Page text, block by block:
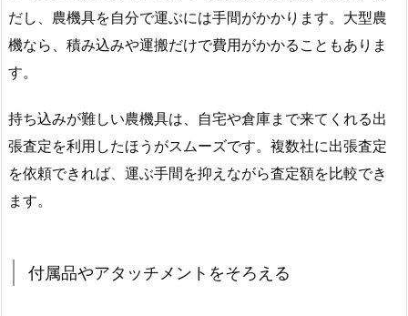
だし、農機具を自分で運ぶには手間がかかります。大型農
機なら、積み込みや運搬だけで費用がかかることもありま
す。
持ち込みが難しい農機具は、自宅や倉庫まで来てくれる出
張査定を利用したほうがスムーズです。複数社に出張査定
を依頼できれば、運ぶ手間を抑えながら査定額を比較でき
ます。
付属品やアタッチメントをそろえる